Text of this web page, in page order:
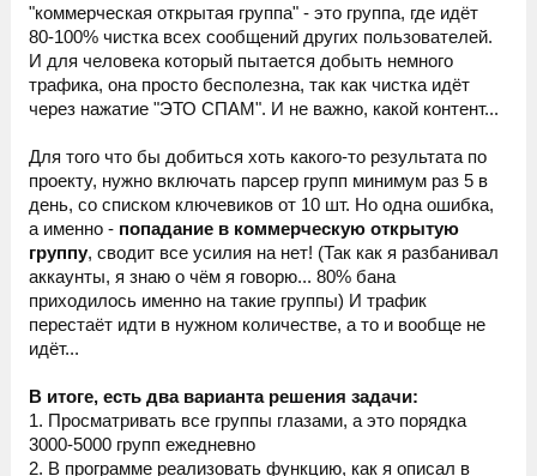
"коммерческая открытая группа" - это группа, где идёт
80-100% чистка всех сообщений других пользователей.
И для человека который пытается добыть немного
трафика, она просто бесполезна, так как чистка идёт
через нажатие "ЭТО СПАМ". И не важно, какой контент...
Для того что бы добиться хоть какого-то результата по
проекту, нужно включать парсер групп минимум раз 5 в
день, со списком ключевиков от 10 шт. Но одна ошибка,
а именно - попадание в коммерческую открытую
группу, сводит все усилия на нет! (Так как я разбанивал
аккаунты, я знаю о чём я говорю... 80% бана
приходилось именно на такие группы) И трафик
перестаёт идти в нужном количестве, а то и вообще не
идёт...
В итоге, есть два варианта решения задачи:
1. Просматривать все группы глазами, а это порядка
3000-5000 групп ежедневно
2. В программе реализовать функцию, как я описал в